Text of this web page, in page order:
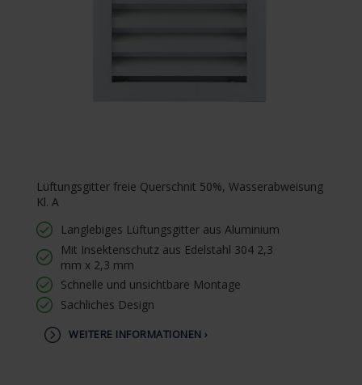
Lüftungsgitter freie Querschnit 50%, Wasserabweisung
Kl. A
Langlebiges Lüftungsgitter aus Aluminium
Mit Insektenschutz aus Edelstahl 304 2,3
mm x 2,3 mm
Schnelle und unsichtbare Montage
Sachliches Design
WEITERE INFORMATIONEN ›